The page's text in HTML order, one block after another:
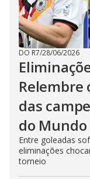
DO R7/28/06/2026
Relembre
das
do Mundo
Entre goleadas
eliminações
torneio